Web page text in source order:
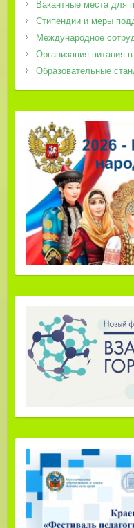
Вакантные места для
Стипендии и меры
Международное
Организация питания
Образовательные